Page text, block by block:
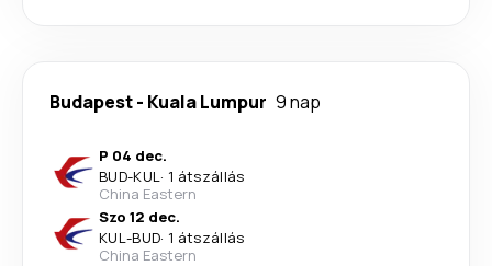
Budapest- Kuala Lumpur 9 nap
P 04 dec.
BUD-KUL· 1 átszállás
China Eastern
Szo 12 dec.
KUL-BUD· 1 átszállás
China Eastern